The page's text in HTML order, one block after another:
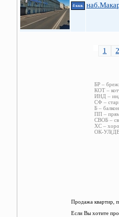
4 ккв.
1 2
БР –
КОТ –
ИНД –
СФ –
Б –
ПП –
СВОБ –
ХС –
ОК-
Продажа квартир,
Если Вы хотите